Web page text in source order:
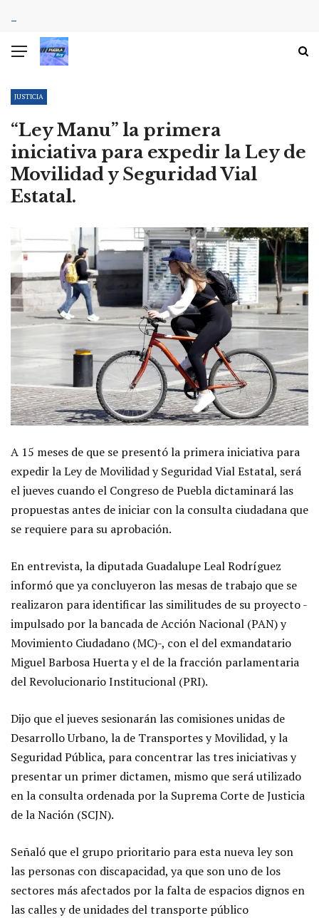
JUSTICIA
“Ley Manu” la primera
iniciativa para expedir la Ley de
Movilidad y Seguridad Vial
Estatal.
A 15 meses de que se presentó la primera iniciativa para
expedir la Ley de Movilidad y Seguridad Vial Estatal, será
el jueves cuando el Congreso de Puebla dictaminará las
propuestas antes de iniciar con la consulta ciudadana que
se requiere para su aprobación.
En entrevista, la diputada Guadalupe Leal Rodríguez
informó que ya concluyeron las mesas de trabajo que se
realizaron para identificar las similitudes de su proyecto -
impulsado por la bancada de Acción Nacional (PAN) y
Movimiento Ciudadano (MC)-, con el del exmandatario
Miguel Barbosa Huerta y el de la fracción parlamentaria
del Revolucionario Institucional (PRI).
Dijo que el jueves sesionarán las comisiones unidas de
Desarrollo Urbano, la de Transportes y Movilidad, y la
Seguridad Pública, para concentrar las tres iniciativas y
presentar un primer dictamen, mismo que será utilizado
en la consulta ordenada por la Suprema Corte de Justicia
de la Nación (SCJN).
Señaló que el grupo prioritario para esta nueva ley son
las personas con discapacidad, ya que son uno de los
sectores más afectados por la falta de espacios dignos en
las calles y de unidades del transporte público